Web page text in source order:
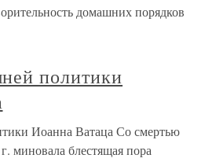
домашних порядков
политики
Иоанна Ватаца Со смертью
миновала блестящая пора